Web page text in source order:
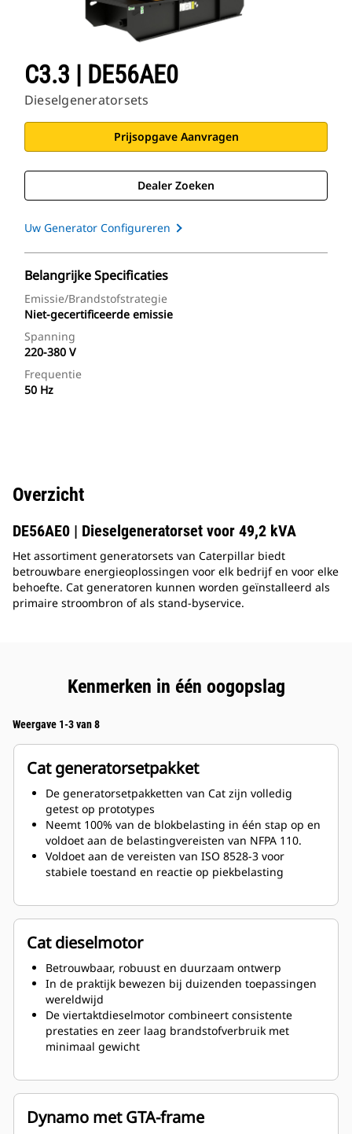
C3.3 | DE56AE0
Dieselgeneratorsets
Prijsopgave Aanvragen
Dealer Zoeken
Uw Generator Configureren
Belangrijke Specificaties
Emissie/brandstofstrategie
Niet-gecertificeerde emissie
Spanning
220-380 V
Frequentie
50 Hz
Overzicht
DE56AE0 | Dieselgeneratorset voor 49,2 kVA
Het assortiment generatorsets van Caterpillar biedt
betrouwbare energieoplossingen voor elk bedrijf en voor elke
behoefte. Cat generatoren kunnen worden geïnstalleerd als
primaire stroombron of als stand-byservice.
Kenmerken in één oogopslag
Weergave 1-3 van 8
Cat generatorsetpakket
De generatorsetpakketten van Cat zijn volledig
getest op prototypes
Neemt 100% van de blokbelasting in één stap op en
voldoet aan de belastingvereisten van NFPA 110.
Voldoet aan de vereisten van ISO 8528-3 voor
stabiele toestand en reactie op piekbelasting
Cat dieselmotor
Betrouwbaar, robuust en duurzaam ontwerp
In de praktijk bewezen bij duizenden toepassingen
wereldwijd
De viertaktdieselmotor combineert consistente
prestaties en zeer laag brandstofverbruik met
minimaal gewicht
Dynamo met GTA-frame